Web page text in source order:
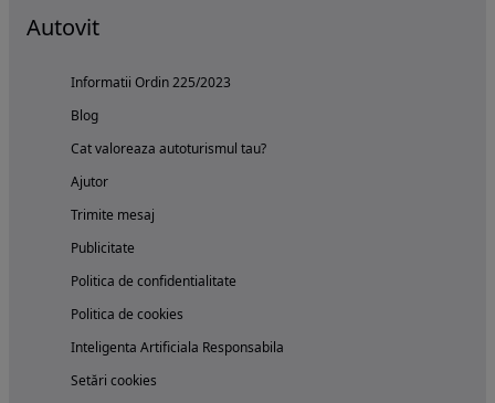
Autovit
Informatii Ordin 225/2023
Blog
Cat valoreaza autoturismul tau?
Ajutor
Trimite mesaj
Publicitate
Politica de confidentialitate
Politica de cookies
Inteligenta Artificiala Responsabila
Setări cookies